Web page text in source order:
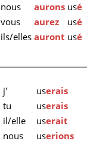
nous
aurons usé
vous
aurez usé
ils/elles auront usé
j'
userais
tu
userais
il/elle
userait
nous
userions